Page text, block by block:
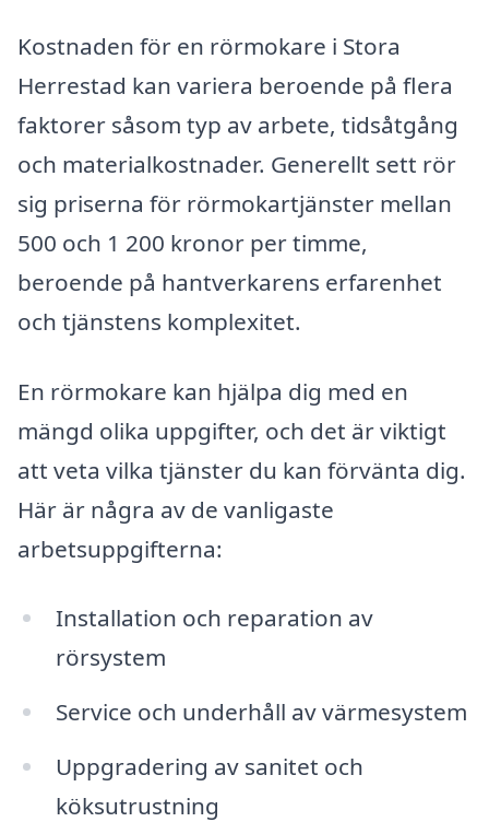
Kostnaden för en rörmokare i Stora
Herrestad kan variera beroende på flera
faktorer såsom typ av arbete, tidsåtgång
och materialkostnader. Generellt sett rör
sig priserna för rörmokartjänster mellan
500 och 1 200 kronor per timme,
beroende på hantverkarens erfarenhet
och tjänstens komplexitet.
En rörmokare kan hjälpa dig med en
mängd olika uppgifter, och det är viktigt
att veta vilka tjänster du kan förvänta dig.
Här är några av de vanligaste
arbetsuppgifterna:
Installation och reparation av
rörsystem
Service och underhåll av värmesystem
Uppgradering av sanitet och
köksutrustning